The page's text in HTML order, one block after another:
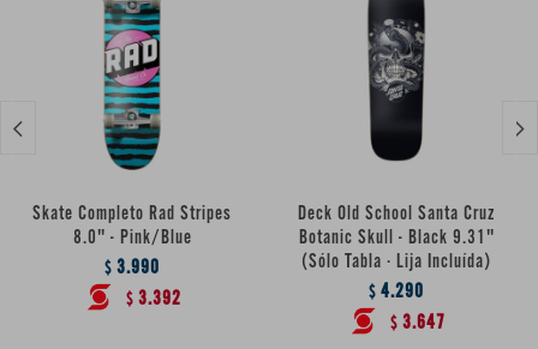
Skate Completo Rad Stripes
8.0" - Pink/Blue
$ 3.990
$ 3.392
Deck Old School Santa Cruz
Botanic Skull - Black 9.31"
(Sólo Tabla · Lija Incluída)
$ 4.290
$ 3.647
 